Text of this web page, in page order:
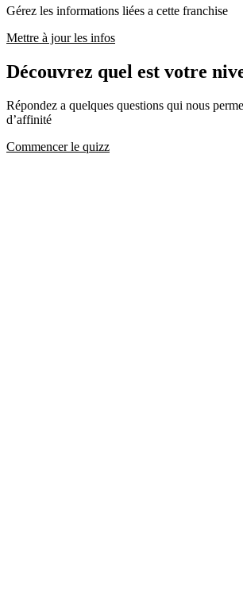
Gérez les informations liées a cette franchise
Mettre à jour les infos
Découvrez quel est votre
Répondez a quelques questions qui nous
d’affinité
Commencer le quizz